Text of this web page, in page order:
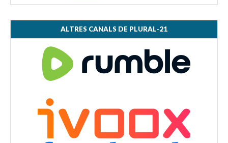
ALTRES CANALS DE PLURAL-21